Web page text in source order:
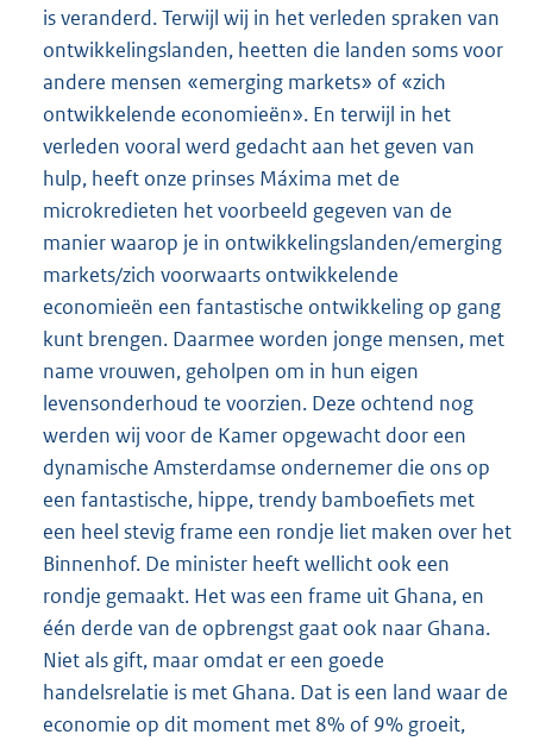
is veranderd. Terwijl wij in het verleden spraken van
ontwikkelingslanden, heetten die landen soms voor
andere mensen «emerging markets» of «zich
ontwikkelende economieën». En terwijl in het
verleden vooral werd gedacht aan het geven van
hulp, heeft onze prinses Máxima met de
microkredieten het voorbeeld gegeven van de
manier waarop je in ontwikkelingslanden/emerging
markets/zich voorwaarts ontwikkelende
economieën een fantastische ontwikkeling op gang
kunt brengen. Daarmee worden jonge mensen, met
name vrouwen, geholpen om in hun eigen
levensonderhoud te voorzien. Deze ochtend nog
werden wij voor de Kamer opgewacht door een
dynamische Amsterdamse ondernemer die ons op
een fantastische, hippe, trendy bamboefiets met
een heel stevig frame een rondje liet maken over het
Binnenhof. De minister heeft wellicht ook een
rondje gemaakt. Het was een frame uit Ghana, en
één derde van de opbrengst gaat ook naar Ghana.
Niet als gift, maar omdat er een goede
handelsrelatie is met Ghana. Dat is een land waar de
economie op dit moment met 8% of 9% groeit,